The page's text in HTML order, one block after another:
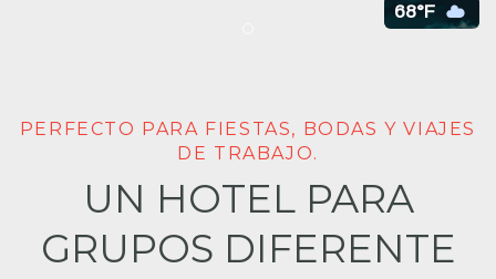
68°F
PERFECTO PARA FIESTAS, BODAS Y VIAJES
DE TRABAJO.
UN HOTEL PARA
GRUPOS DIFERENTE